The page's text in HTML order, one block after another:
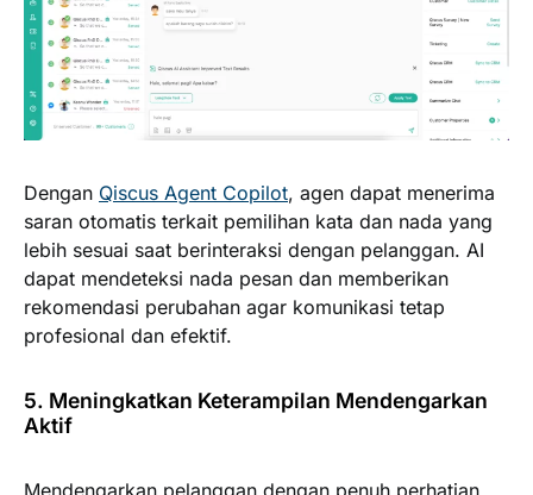
Dengan Qiscus Agent Copilot, agen dapat menerima
saran otomatis terkait pemilihan kata dan nada yang
lebih sesuai saat berinteraksi dengan pelanggan. AI
dapat mendeteksi nada pesan dan memberikan
rekomendasi perubahan agar komunikasi tetap
profesional dan efektif.
5. Meningkatkan Keterampilan Mendengarkan
Aktif